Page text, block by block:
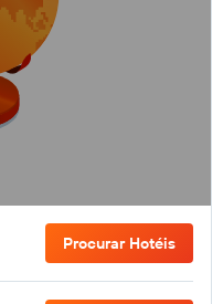
Procurar Hotéis